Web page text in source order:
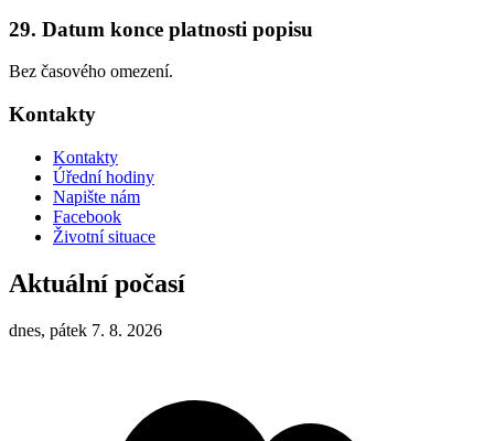
29. Datum konce platnosti popisu
Bez časového omezení.
Kontakty
Kontakty
Úřední hodiny
Napište nám
Facebook
Životní situace
Aktuální počasí
dnes, pátek 7. 8. 2026